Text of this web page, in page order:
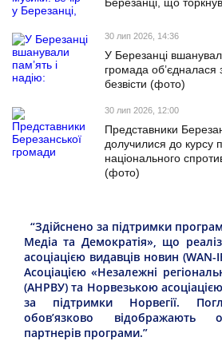
30 лип 2026, 14:36
У Березанці
громада об’єдналася
безвісти (фото)
30 лип 2026, 12:00
Представники
долучилися до курсу
національного
(фото)
“Здійснено за підтримки
Медіа та Демократія», що
асоціацією видавців новин (WAN-
Асоціацією «Незалежні
(АНРВУ) та Норвезькою
за підтримки Норвегії.
обов’язково відображають
партнерів програми.”